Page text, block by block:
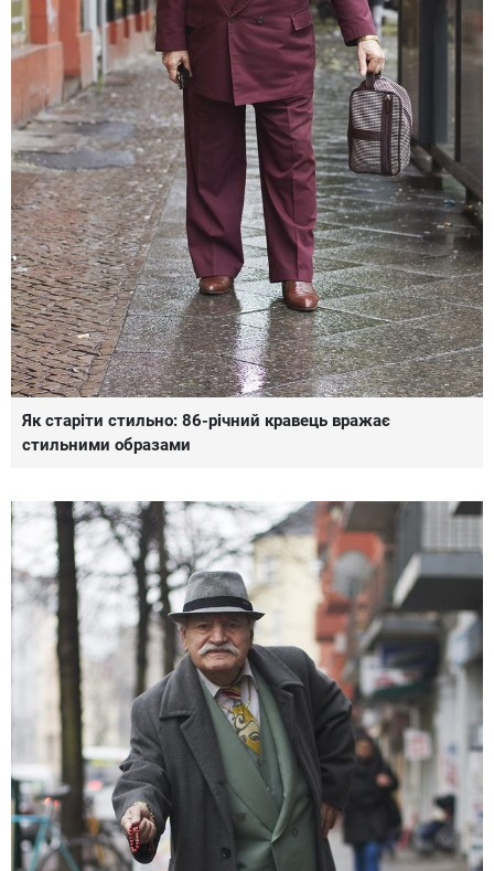
Як старіти стильно: 86-річний кравець вражає
стильними образами